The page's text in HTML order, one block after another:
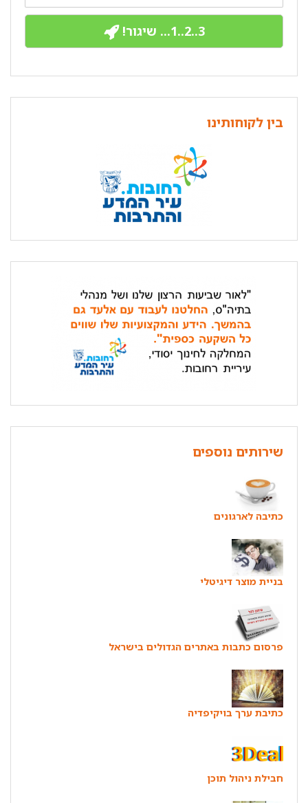
3..2..1... שיגור!
בין לקוחותינו
שירותים נוספים
כתיבה לארגונים
בניית מוצר דיגיטלי
פרסום כתבות באתרים הגדולים בישראל
כתיבת ערך בויקיפדיה
חבילת ניהול תוכן